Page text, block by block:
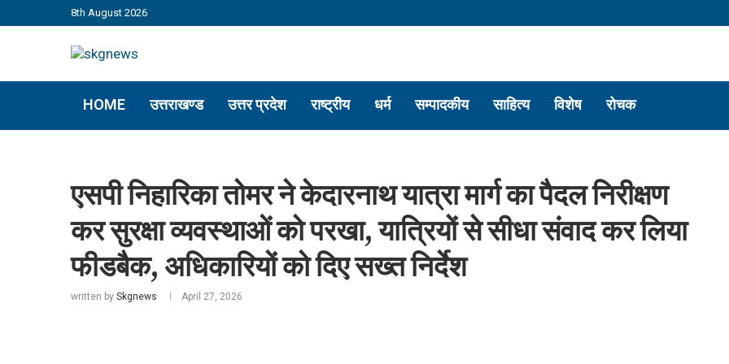
8th August 2026
HOME उत्तराखण्ड उत्तर प्रदेश राष्ट्रीय धर्म सम्पादकीय साहित्य विशेष रोचक
एसपी निहारिका तोमर ने केदारनाथ यात्रा मार्ग का पैदल निरीक्षण
कर सुरक्षा व्यवस्थाओं को परखा, यात्रियों से सीधा संवाद कर लिया
फीडबैक, अधिकारियों को दिए सख्त निर्देश
written by Skgnews April 27, 2026